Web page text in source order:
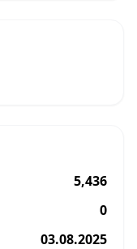
5,436
0
03.08.2025